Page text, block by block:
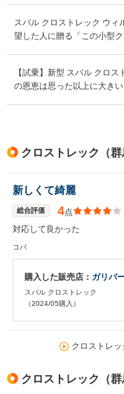
スバル クロストレック ウィ
望した人に贈る「この小型
【試乗】新型 スバル クロ
の恩恵は思った以上に大き
クロストレック（
新しくて綺麗
総合評価 4点
対応して良かった
コバ
購入した販売店： ガリバ
スバル クロストレック
（2024/05購入）
クロストレ
クロストレック（